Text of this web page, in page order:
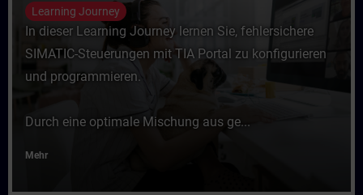
Learning Journey
In dieser Learning Journey lernen Sie, fehlersichere
SIMATIC-Steuerungen mit TIA Portal zu konfigurieren
und programmieren.
Durch eine optimale Mischung aus ge...
Mehr